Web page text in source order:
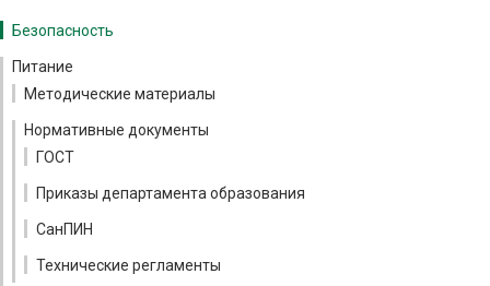
Безопасность
Питание
Методические материалы
Нормативные документы
ГОСТ
Приказы департамента образования
СанПИН
Технические регламенты